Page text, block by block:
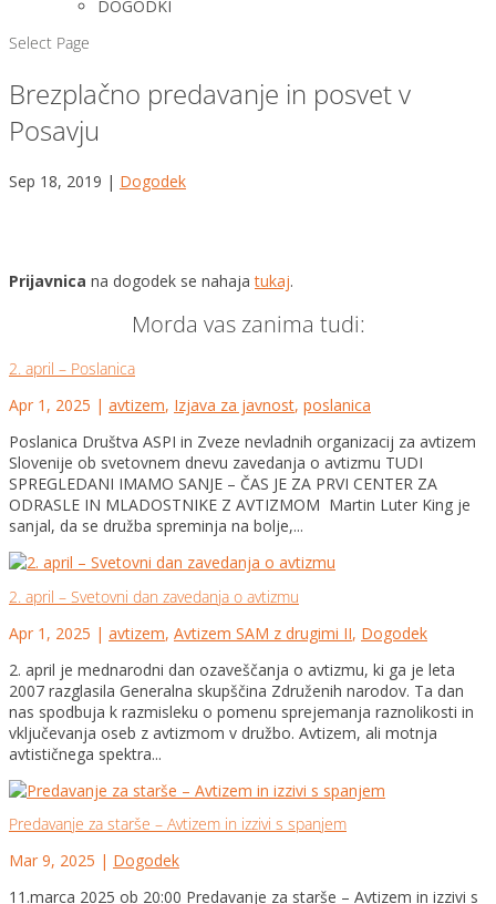
DOGODKI
Select Page
Brezplačno predavanje in posvet v
Posavju
Sep 18, 2019 | Dogodek
Prijavnica na dogodek se nahajatukaj.
Morda vas zanima tudi:
2. april – Poslanica
Apr 1, 2025 | avtizem, Izjava za javnost, poslanica
Poslanica Društva ASPI in Zveze nevladnih organizacij za avtizem
Slovenije ob svetovnem dnevu zavedanja o avtizmu TUDI
SPREGLEDANI IMAMO SANJE – ČAS JE ZA PRVI CENTER ZA
ODRASLE IN MLADOSTNIKE Z AVTIZMOM Martin Luter King je
sanjal, da se družba spreminja na bolje,...
2. april – Svetovni dan zavedanja o avtizmu
Apr 1, 2025 | avtizem, Avtizem SAM z drugimi II, Dogodek
2. april je mednarodni dan ozaveščanja o avtizmu, ki ga je leta
2007 razglasila Generalna skupščina Združenih narodov. Ta dan
nas spodbuja k razmisleku o pomenu sprejemanja raznolikosti in
vključevanja oseb z avtizmom v družbo. Avtizem, ali motnja
avtističnega spektra...
Predavanje za starše – Avtizem in izzivi s spanjem
Mar 9, 2025 | Dogodek
11.marca 2025 ob 20:00 Predavanje za starše – Avtizem in izzivi s